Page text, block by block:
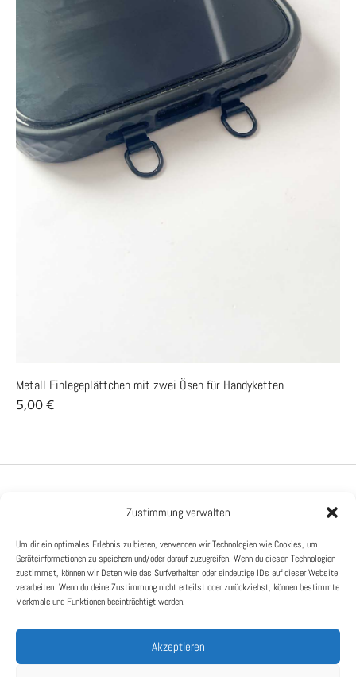
Zustimmung verwalten
Um dir ein optimales Erlebnis zu bieten, verwenden wir Technologien wie Cookies, um
Geräteinformationen zu speichern und/oder darauf zuzugreifen. Wenn du diesen Technologien
zustimmst, können wir Daten wie das Surfverhalten oder eindeutige IDs auf dieser Website
verarbeiten. Wenn du deine Zustimmung nicht erteilst oder zurückziehst, können bestimmte
Merkmale und Funktionen beeinträchtigt werden.
Akzeptieren
Metall Einlegeplättchen mit zwei Ösen für Handyketten
5,00€
Handmade Fashion
Impressum
Kontaktiere mich
Datenschutz
Versand & Rückgabe
AGB
Handyketten
Workshops